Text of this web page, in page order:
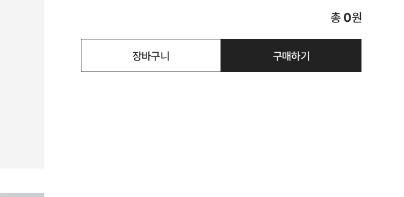
총 0원
장바구니 구매하기